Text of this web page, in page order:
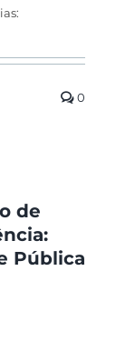
0
de
Pública